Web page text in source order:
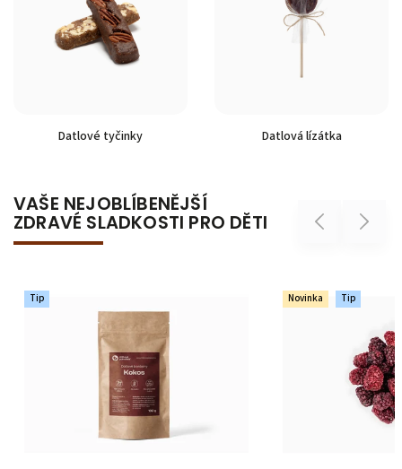
Datlová lízátka Sušené datle
VAŠE NEJOBLÍBENĚJŠÍ
ZDRAVÉ SLADKOSTI PRO DĚTI Previous
Tip Novinka Tip
Next